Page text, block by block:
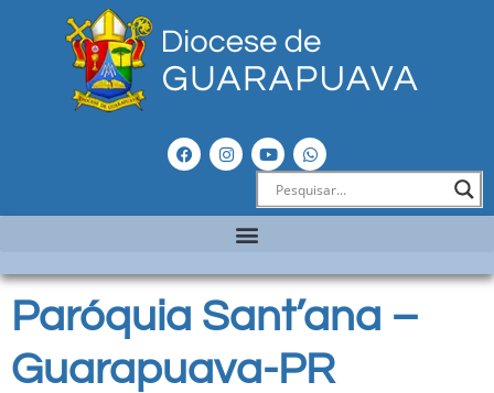
Paróquia Sant’ana –
Guarapuava-PR